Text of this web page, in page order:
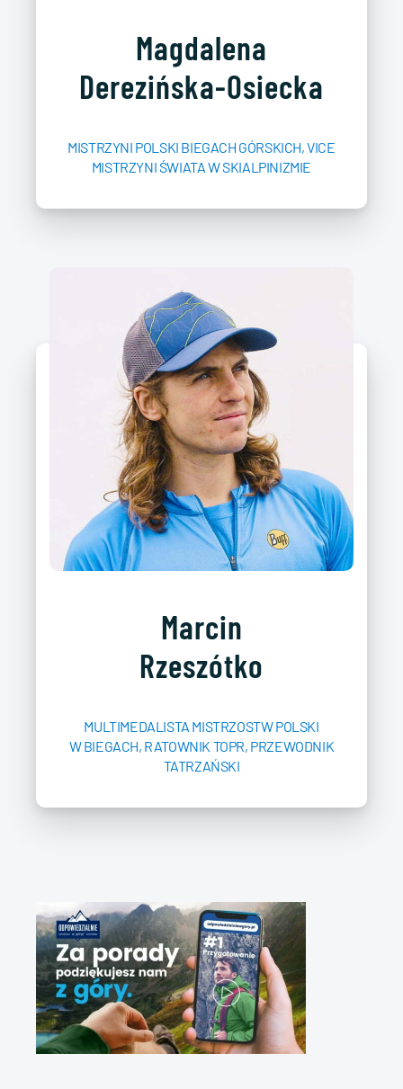
Magdalena
Derezińska-Osiecka
MISTRZYNI POLSKI BIEGACH GÓRSKICH, VICE
MISTRZYNI ŚWIATA W SKIALPINIZMIE
Marcin
Rzeszótko
MULTIMEDALISTA MISTRZOSTW POLSKI
W BIEGACH, RATOWNIK TOPR, PRZEWODNIK
TATRZAŃSKI